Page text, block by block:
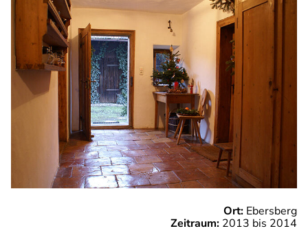
Ort: Ebersberg
Zeitraum: 2013 bis 2014